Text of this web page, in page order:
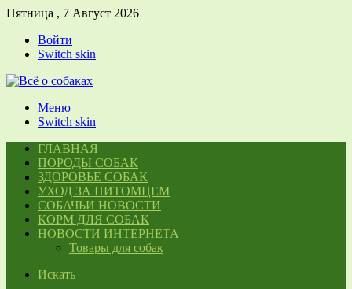
Пятница , 7 Август 2026
Войти
Switch skin
Меню
Switch skin
ГЛАВНАЯ
ПОРОДЫ СОБАК
ЗДОРОВЬЕ СОБАК
УХОД ЗА ПИТОМЦЕМ
СОБАЧЬИ НОВОСТИ
КОРМ ДЛЯ СОБАК
НОВОСТИ ИНТЕРНЕТА
Товары для собак
Искать